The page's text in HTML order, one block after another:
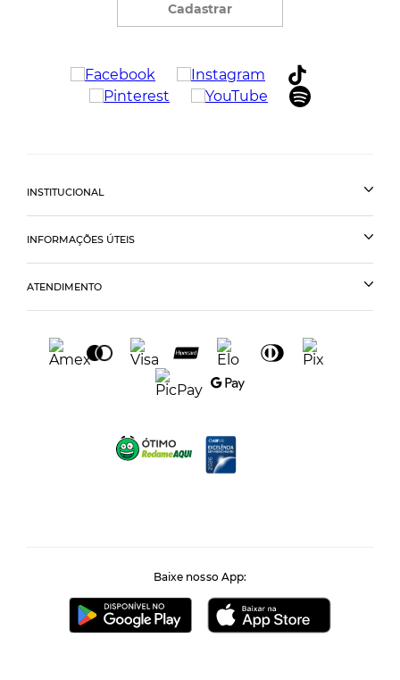
Cadastrar
INSTITUCIONAL
INFORMAÇÕES ÚTEIS
ATENDIMENTO
Baixe nosso App: